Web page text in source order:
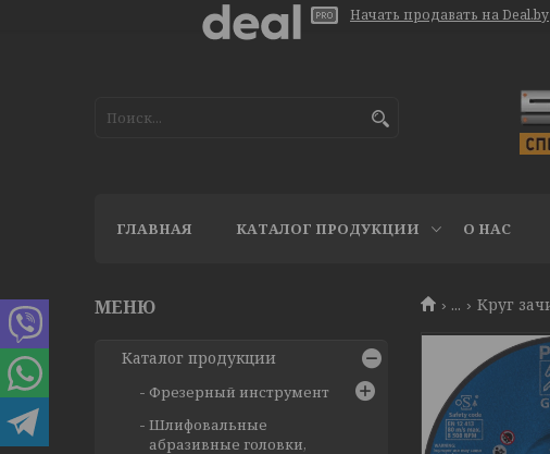
Начать продавать на Deal.by
ГЛАВНАЯ КАТАЛОГ ПРОДУКЦИИ О НАС
...
Каталог продукции
Фрезерный инструмент
Шлифовальные
абразивные головки,